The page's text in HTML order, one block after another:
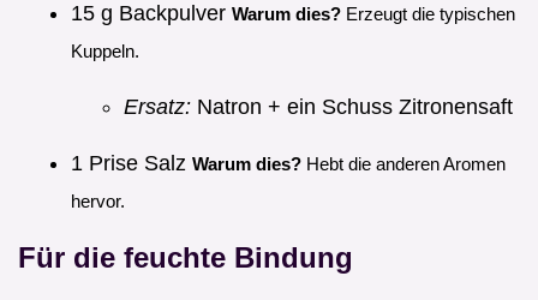
15 g Backpulver Warum dies? Erzeugt die typischen
Kuppeln.
Ersatz: Natron + ein Schuss Zitronensaft
1 Prise Salz Warum dies? Hebt die anderen Aromen
hervor.
Für die feuchte Bindung